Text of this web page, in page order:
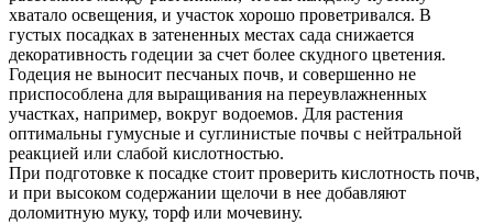
хватало освещения, и участок хорошо проветривался. В
густых посадках в затененных местах сада снижается
декоративность годеции за счет более скудного цветения.
Годеция не выносит песчаных почв, и совершенно не
приспособлена для выращивания на переувлажненных
участках, например, вокруг водоемов. Для растения
оптимальны гумусные и суглинистые почвы с нейтральной
реакцией или слабой кислотностью.
При подготовке к посадке стоит проверить кислотность почв,
и при высоком содержании щелочи в нее добавляют
доломитную муку, торф или мочевину.